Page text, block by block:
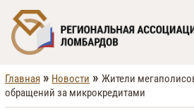
Главная » Новости » Жители
обращений за микрокредитами